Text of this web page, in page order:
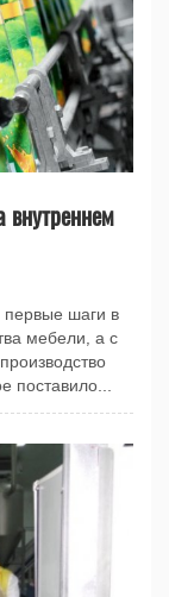
первые шаги в
мебели, а с
поставило...